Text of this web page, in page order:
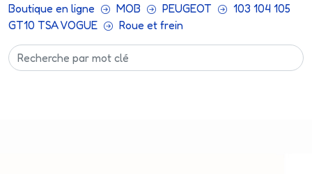
Boutique en ligne MOB PEUGEOT
103 104 105
GT10 TSA VOGUE
Roue et frein